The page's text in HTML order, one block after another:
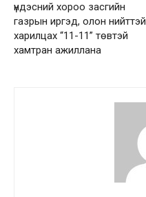
үндэсний хороо засгийн
газрын иргэд, олон нийттэй
харилцах “11-11” төвтэй
хамтран ажиллана